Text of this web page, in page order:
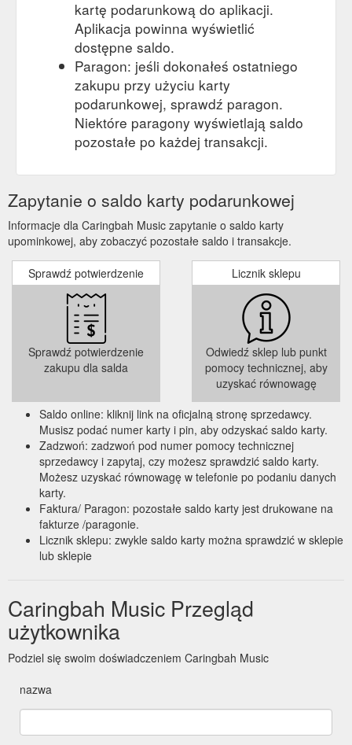
kartę podarunkową do aplikacji.
Aplikacja powinna wyświetlić
dostępne saldo.
Paragon: jeśli dokonałeś ostatniego
zakupu przy użyciu karty
podarunkowej, sprawdź paragon.
Niektóre paragony wyświetlają saldo
pozostałe po każdej transakcji.
Zapytanie o saldo karty podarunkowej
Informacje dla Caringbah Music zapytanie o saldo karty
upominkowej, aby zobaczyć pozostałe saldo i transakcje.
Sprawdź potwierdzenie
Sprawdź potwierdzenie
zakupu dla salda
Licznik sklepu
Odwiedź sklep lub punkt
pomocy technicznej, aby
uzyskać równowagę
Saldo online: kliknij link na oficjalną stronę sprzedawcy.
Musisz podać numer karty i pin, aby odzyskać saldo karty.
Zadzwoń: zadzwoń pod numer pomocy technicznej
sprzedawcy i zapytaj, czy możesz sprawdzić saldo karty.
Możesz uzyskać równowagę w telefonie po podaniu danych
karty.
Faktura/ Paragon: pozostałe saldo karty jest drukowane na
fakturze /paragonie.
Licznik sklepu: zwykle saldo karty można sprawdzić w sklepie
lub sklepie
Caringbah Music Przegląd
użytkownika
Podziel się swoim doświadczeniem Caringbah Music
nazwa